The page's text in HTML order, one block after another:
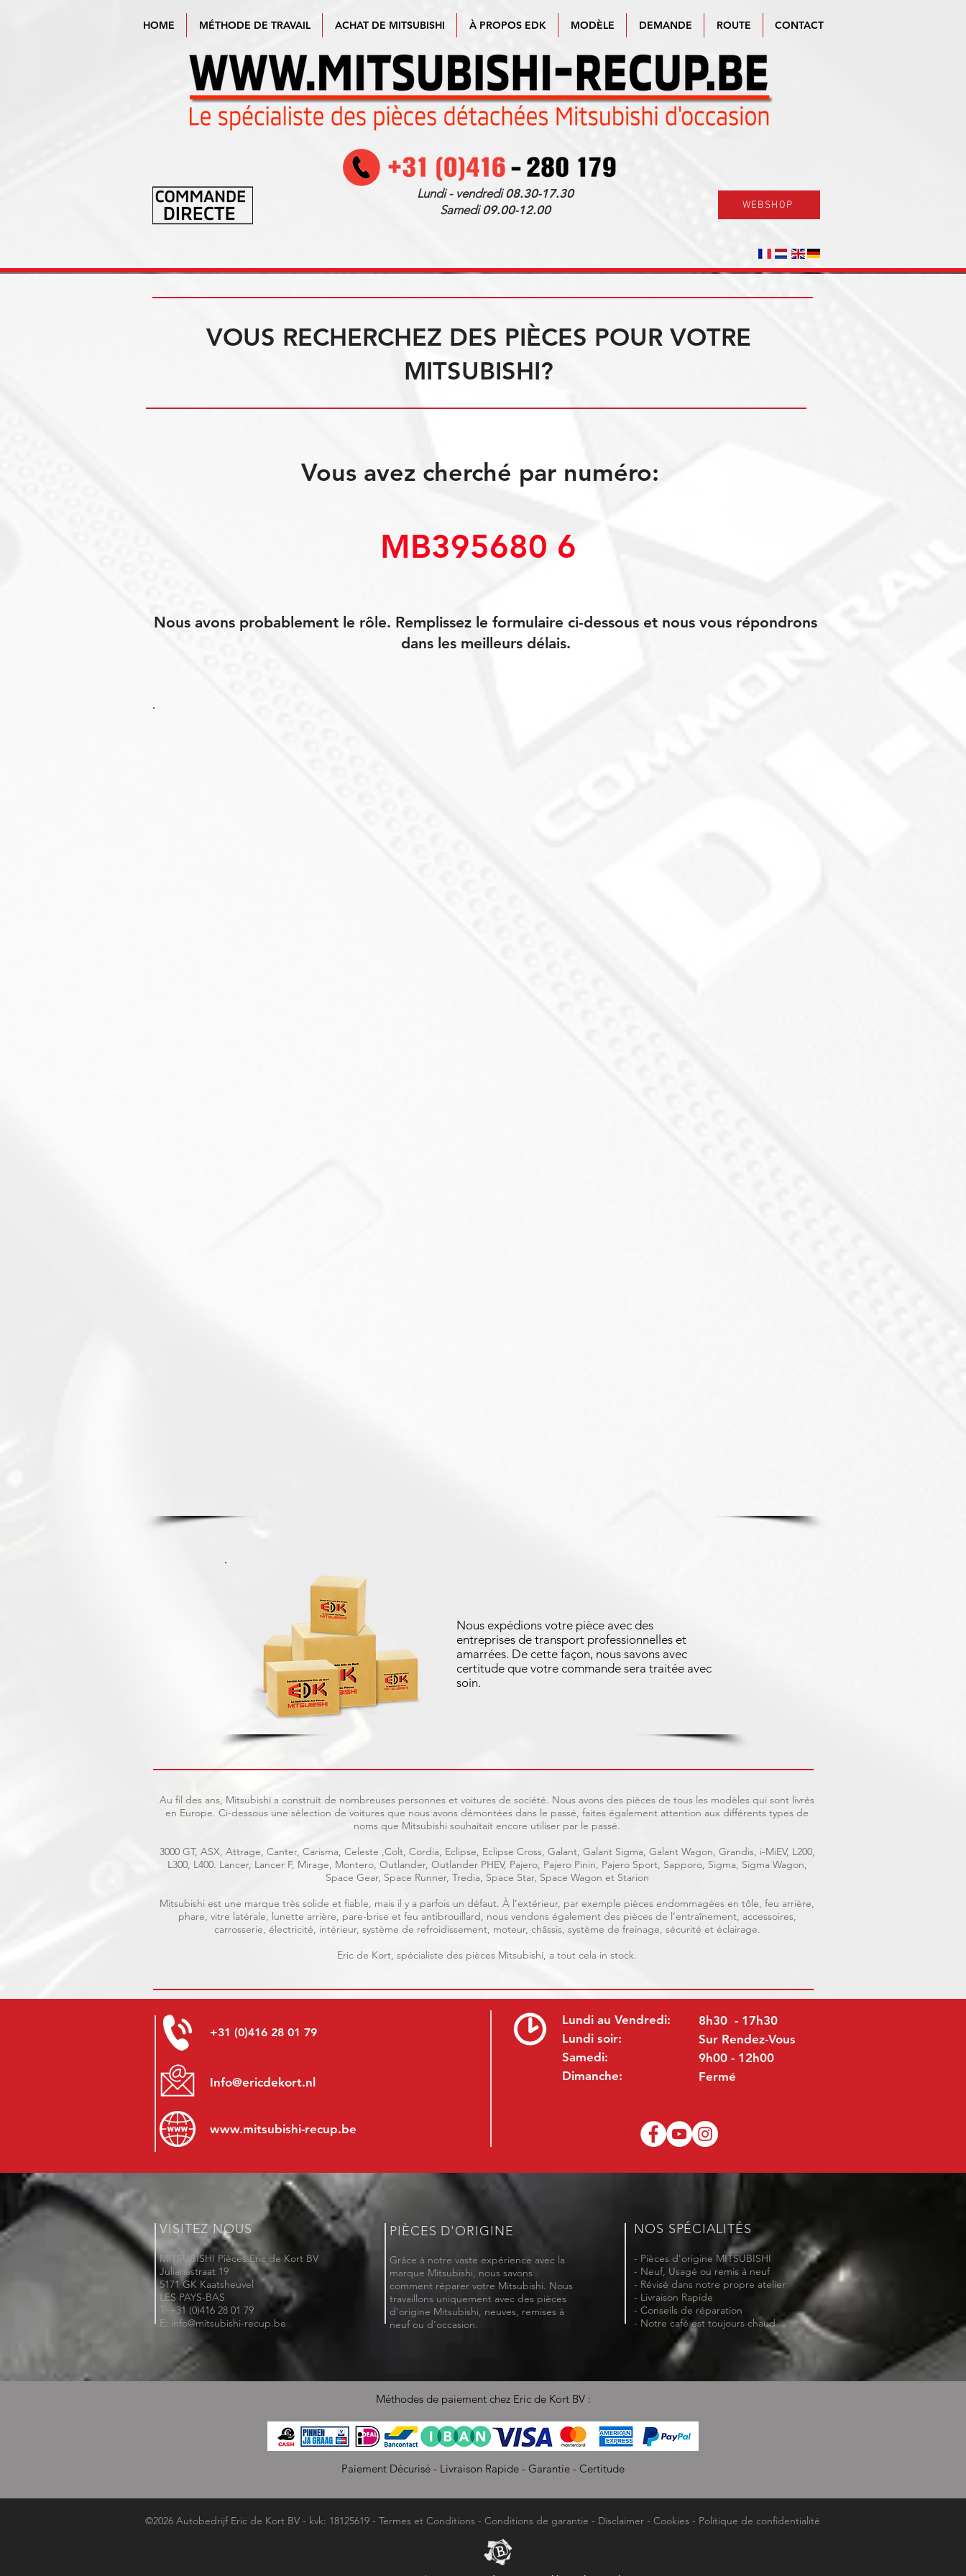
HOME MÉTHODE DE TRAVAIL ACHAT DE MITSUBISHI À PROPOS EDK MODÈLE DEMANDE ROUTE CONTACT
Lundi - vendredi08.30-17.30
Samedi09.00-12.00 WEBSHOP
VOUS RECHERCHEZ DES PIÈCES POUR VOTRE
MITSUBISHI?
Vous avez cherché par numéro:
MB395680 6
Nous avons probablement le rôle. Remplissez le formulaire ci-dessous et nous vous répondrons
dans les meilleurs délais.
Nous expédions votre pièce avec des
entreprises de transport professionnelles et
amarrées. De cette façon, nous savons avec
certitude que votre commande sera traitée avec
soin.
Au fil des ans, Mitsubishi a construit de nombreuses personnes et voitures de société. Nous avons des pièces de tous les modèles qui sont livrés
en Europe. Ci-dessous une sélection de voitures que nous avons démontées dans le passé, faites également attention aux différents types de
noms que Mitsubishi souhaitait encore utiliser par le passé.
3000 GT, ASX, Attrage, Canter, Carisma, Celeste ,Colt, Cordia, Eclipse, Eclipse Cross, Galant, Galant Sigma, Galant Wagon, Grandis, i-MiEV, L200,
L300, L400. Lancer, Lancer F, Mirage, Montero, Outlander, Outlander PHEV, Pajero, Pajero Pinin, Pajero Sport, Sapporo, Sigma, Sigma Wagon,
Space Gear, Space Runner, Tredia, Space Star, Space Wagon et Starion
Mitsubishi est une marque très solide et fiable, mais il y a parfois un défaut. À l’extérieur, par exemple pièces endommagées en tôle, feu arrière,
phare, vitre latérale, lunette arrière, pare-brise et feu antibrouillard, nous vendons également des pièces de l’entraînement, accessoires,
carrosserie, électricité, intérieur, système de refroidissement, moteur, châssis, système de freinage, sécurité et éclairage.
Eric de Kort, spécialiste des pièces Mitsubishi, a tout cela in stock.
Info@ericdekort.nl
www.mitsubishi-recup.be
+31 (0)416 28 01 79
Lundi au Vendredi:
Lundi soir:
Samedi:
Dimanche:
8h30 - 17h30
Sur Rendez-Vous
9h00 - 12h00
Fermé
VISITEZ NOUS
MITSUBISHI Pièces Eric de Kort BV
Julianastraat 19
5171 GK Kaatsheuvel
LES PAYS-BAS
T: +31 (0)416 28 01 79
E: info@mitsubishi-recup.be
PIÈCES D'ORIGINE
Grâce à notre vaste expérience avec la
marque Mitsubishi, nous savons
comment réparer votre Mitsubishi. Nous
travaillons uniquement avec des pièces
d'origine Mitsubishi, neuves, remises à
neuf ou d'occasion.
NOS SPÉCIALITÉS
- Pièces d'origine MITSUBISHI
- Neuf, Usagé ou remis à neuf
- Révisé dans notre propre atelier
- Livraison Rapide
- Conseils de réparation
- Notre café est toujours chaud
Paiement Décurisé - Livraison Rapide - Garantie - Certitude
Méthodes de paiement chez Eric de Kort BV :
©2026 Autobedrijf Eric de Kort BV - kvk: 18125619 - Termes et Conditions - Conditions de garantie - Disclaimer - Cookies - Politique de confidentialité